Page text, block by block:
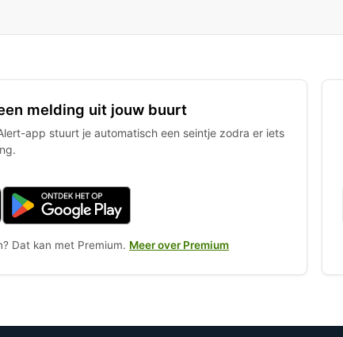
melding uit jouw buurt
app stuurt je automatisch een seintje zodra er iets
Dat kan met Premium. Meer over Premium